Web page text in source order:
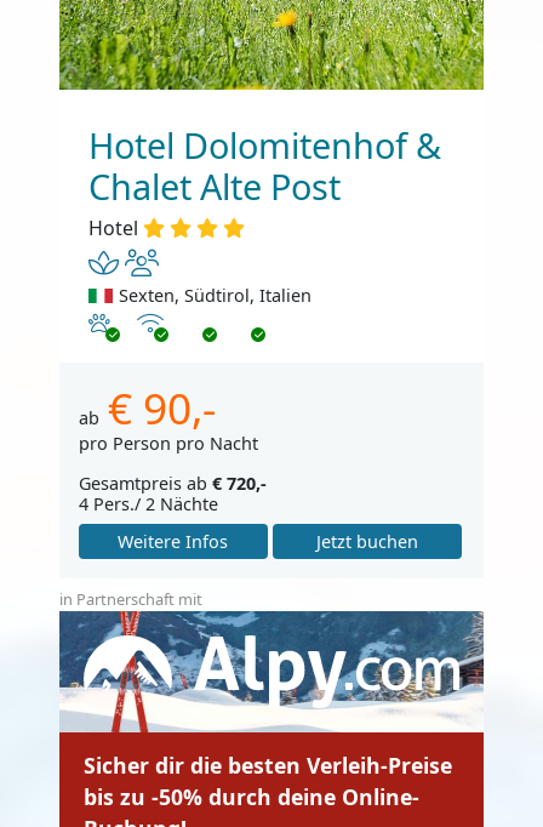
Hotel Dolomitenhof &
Chalet Alte Post
Hotel
Sexten, Südtirol, Italien
Haustiere erlaubt
Internet
ab € 90,-
pro Person pro Nacht
Gesamtpreis ab € 720,-
4 Pers./ 2 Nächte
Weitere Infos
Jetzt buchen
in Partnerschaft mit
Sicher dir die besten Verleih-Preise
bis zu -50% durch deine Online-